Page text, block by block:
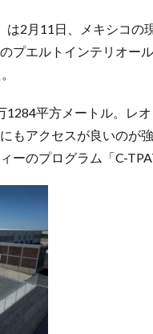
2月11日、メキシコの
プエルトインテリオー
1284平方メートル。レ
もアクセスが良いのが
ーのプログラム「C-